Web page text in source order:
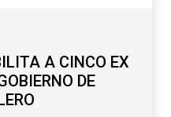
A CINCO EX
DE